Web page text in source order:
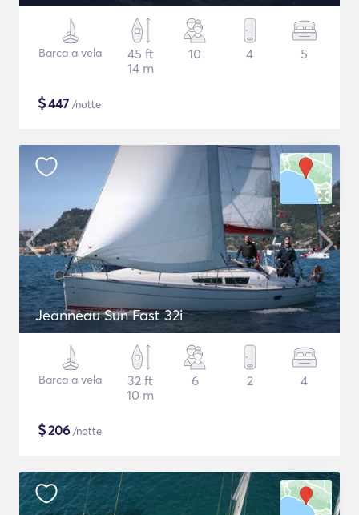
Barca a vela
45 ft
14 m
10 4 5
$447 /notte
Jeanneau Sun Fast 32i
Barca a vela
32 ft
10 m
6 2 4
$206 /notte